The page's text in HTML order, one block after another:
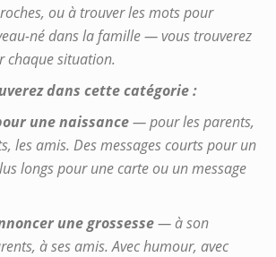
ou à trouver les mots pour
né dans la famille — vous trouverez
chaque situation.
dans cette catégorie :
une naissance— pour les parents,
les amis. Des messages courts pour un
longs pour une carte ou un message
une grossesse— à son
à ses amis. Avec humour, avec